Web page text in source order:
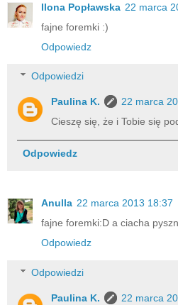
Ilona Popławska 22 marca
fajne foremki :)
Odpowiedz
Odpowiedzi
Paulina K.
22 marca
Cieszę się, że i Tobie się
Odpowiedz
Anulla 22 marca 2013 18:37
fajne foremki:D a ciacha
Odpowiedz
Odpowiedzi
Paulina K.
22 marca